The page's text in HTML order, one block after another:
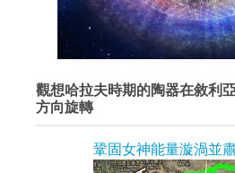
觀想哈拉夫時期的陶器在敘利
方向旋轉
鞏固女神能量漩渦並